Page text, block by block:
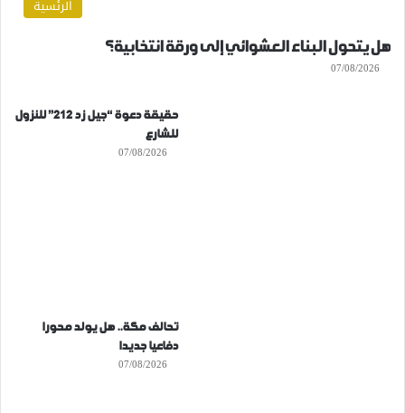
الرئسية
هل يتحول البناء العشوائي إلى ورقة انتخابية؟
07/08/2026
حقيقة دعوة “جيل زد 212” للنزول
للشارع
07/08/2026
تحالف مكة.. هل يولد محورا
دفاعيا جديدا
07/08/2026